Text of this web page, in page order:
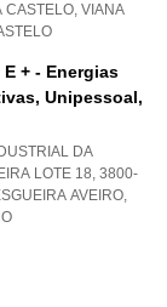
CASTELO, VIANA
E + - Energias
Unipessoal,
DA
LOTE 18, 3800-
AVEIRO,